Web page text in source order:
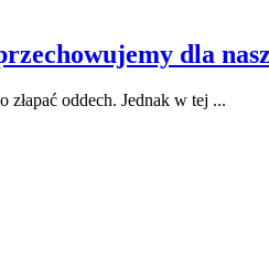
dla
oddech. Jednak w tej ...